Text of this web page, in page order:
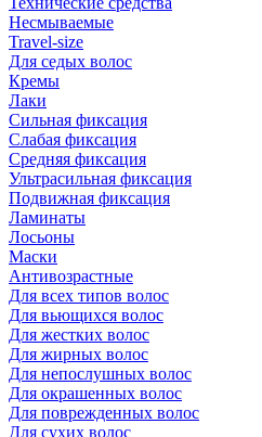
Несмываемые
Travel-size
Для седых волос
Кремы
Лаки
Сильная фиксация
Слабая фиксация
Средняя фиксация
Ультрасильная фиксация
Подвижная фиксация
Ламинаты
Лосьоны
Маски
Антивозрастные
Для всех типов волос
Для вьющихся волос
Для жестких волос
Для жирных волос
Для непослушных волос
Для окрашенных волос
Для поврежденных волос
Для сухих волос